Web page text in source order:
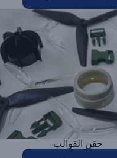
حقن القوالب